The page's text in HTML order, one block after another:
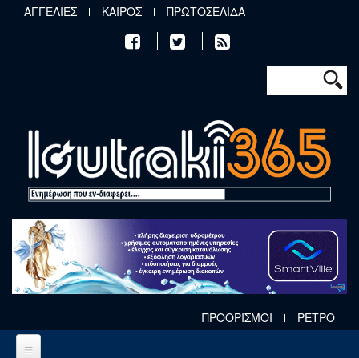
Παράκαμψη προς το κυρίως περιεχόμενο
ΑΓΓΕΛΙΕΣ ΚΑΙΡΟΣ ΠΡΩΤΟΣΕΛΙΔΑ
Φόρμα
Αναζήτηση
ΠΡΟΟΡΙΣΜΟΙ ΡΕΤΡΟ